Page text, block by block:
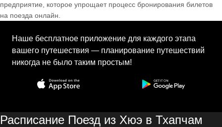
предприятие, которое упрощает процесс бронирования билетов
на поезда онлайн.
Наше бесплатное приложение для каждого этапа
вашего путешествия — планирование путешествий
никогда не было таким простым!
Расписание Поезд из Хюэ в Тхапчам